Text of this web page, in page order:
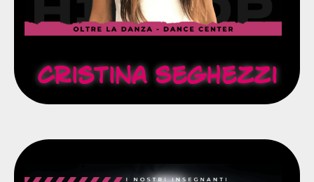
Cristina Seghezzi